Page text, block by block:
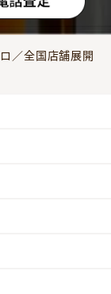
／全国店舗展開